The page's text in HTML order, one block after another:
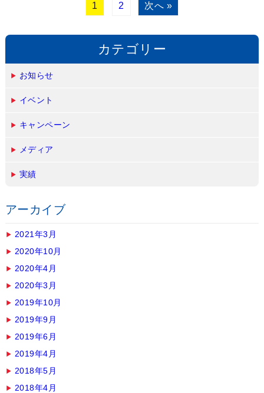
1 2 次へ »
カテゴリー
お知らせ
イベント
キャンペーン
メディア
実績
アーカイブ
2021年3月
2020年10月
2020年4月
2020年3月
2019年10月
2019年9月
2019年6月
2019年4月
2018年5月
2018年4月